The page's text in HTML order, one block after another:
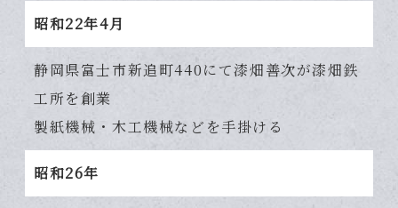
昭和22年4月
静岡県富士市新追町440にて漆畑善次が漆畑鉄
工所を創業
製紙機械・木工機械などを手掛ける
昭和26年